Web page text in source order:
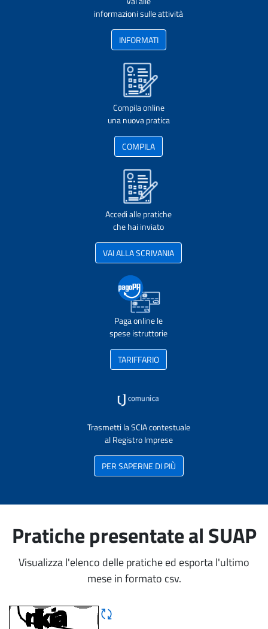
informazioni sulle attività
INFORMATI
Compila online
una nuova pratica
COMPILA
Accedi alle pratiche
che hai inviato
VAI ALLA SCRIVANIA
Paga online le
spese istruttorie
TARIFFARIO
Trasmetti la SCIA contestuale
al Registro Imprese
PER SAPERNE DI PIÙ
Pratiche presentate al SUAP
Visualizza l'elenco delle pratiche ed esporta l'ultimo
mese in formato csv.
Rigene CAPTCHA